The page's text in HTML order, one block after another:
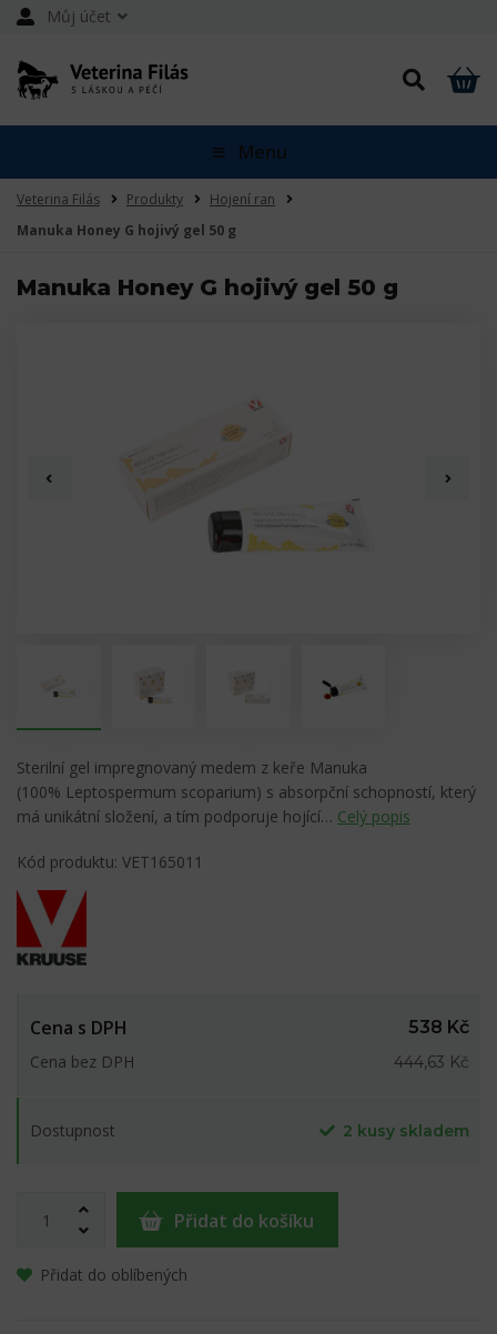
Můj účet
Menu
Veterina Filás Produkty
Hojení ran
Manuka Honey G hojivý gel 50 g
Manuka Honey G hojivý gel 50 g
Sterilní gel impregnovaný medem z keře Manuka
(100% Leptospermum scoparium) s absorpční schopností, který
má unikátní složení, a tím podporuje hojící… Celý popis
Kód produktu: VET165011
Cena s DPH
538 Kč
Cena bez DPH
444,63 Kč
Dostupnost 2 kusy skladem
Přidat do košíku
Přidat do oblíbených